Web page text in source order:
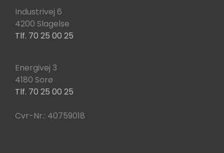
Industrivej 6
4200 Slagelse
Tlf. 70 25 00 25
Energivej 3
4180 Sorø
Tlf. 70 25 00 25
Cvr-Nr.: 40759018